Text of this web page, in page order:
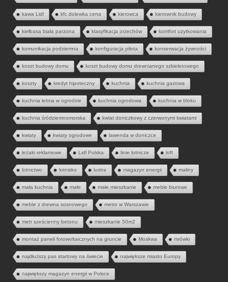
kawa Lidl kfc dolewka cena kierowca kierownik budowy
kiełbasa biała parzona klasyfikacja orzechów komfort użytkowania
komunikacja podziemna konfiguracja pilota konserwacja żywności
koszt budowy domu koszt budowy domu drewnianego szkieletowego
koszty kredyt hipoteczny kuchnia kuchnia gazowa
kuchnia letnia w ogrodzie kuchnia ogrodowa kuchnia w bloku
kuchnia śródziemnomorska kwiat doniczkowy z czerwonymi kwiatami
kwiaty kwiaty ogrodowe lawenda w doniczce
leżaki reklamowe Lidl Polska linie lotnicze loft
lotnictwo lotnisko lustra magazyn energii maliny
mała kuchnia małe małe mieszkanie meble biurowe
meble z drewna sosnowego metro w Warszawie
metr sześcienny betonu mieszkanie 50m2
montaż paneli fotowoltaicznych na gruncie Moskwa mrówki
najdłuższy pas startowy na świecie największe miasto Europy
największy magazyn energii w Polsce